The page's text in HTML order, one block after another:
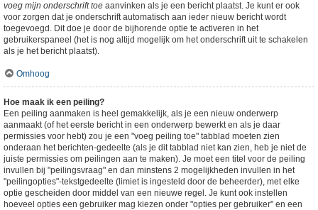
voeg mijn onderschrift toe aanvinken als je een bericht plaatst. Je kunt er ook
voor zorgen dat je onderschrift automatisch aan ieder nieuw bericht wordt
toegevoegd. Dit doe je door de bijhorende optie te activeren in het
gebruikerspaneel (het is nog altijd mogelijk om het onderschrift uit te schakelen
als je het bericht plaatst).
Omhoog
Hoe maak ik een peiling?
Een peiling aanmaken is heel gemakkelijk, als je een nieuw onderwerp
aanmaakt (of het eerste bericht in een onderwerp bewerkt en als je daar
permissies voor hebt) zou je een "voeg peiling toe" tabblad moeten zien
onderaan het berichten-gedeelte (als je dit tabblad niet kan zien, heb je niet de
juiste permissies om peilingen aan te maken). Je moet een titel voor de peiling
invullen bij "peilingsvraag" en dan minstens 2 mogelijkheden invullen in het
"peilingopties"-tekstgedeelte (limiet is ingesteld door de beheerder), met elke
optie gescheiden door middel van een nieuwe regel. Je kunt ook instellen
hoeveel opties een gebruiker mag kiezen onder "opties per gebruiker" en een